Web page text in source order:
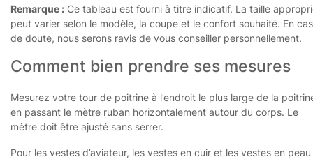
Remarque : Ce tableau est fourni à titre indicatif. La taille
peut varier selon le modèle, la coupe et le confort souhaité. En cas
de doute, nous serons ravis de vous conseiller personnellement.
Comment bien prendre ses mesures
Mesurez votre tour de poitrine à l’endroit le plus large de la
en passant le mètre ruban horizontalement autour du corps. Le
mètre doit être ajusté sans serrer.
Pour les vestes d’aviateur, les vestes en cuir et les vestes en peau